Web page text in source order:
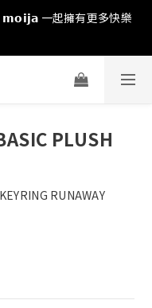
一起擁有更多快樂
PLUSH
RUNAWAY